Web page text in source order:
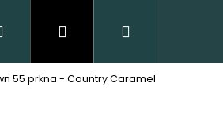
Přihlášení
55 prkna - Country Caramel